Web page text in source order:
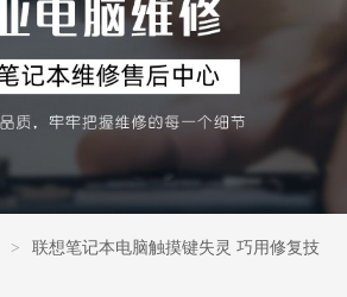
>
联想笔记本电脑触摸键失灵 巧用修复技